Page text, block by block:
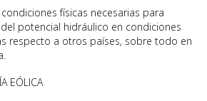
físicas necesarias para
potencial hidráulico en condiciones
respecto a otros países, sobre todo en
EÓLICA